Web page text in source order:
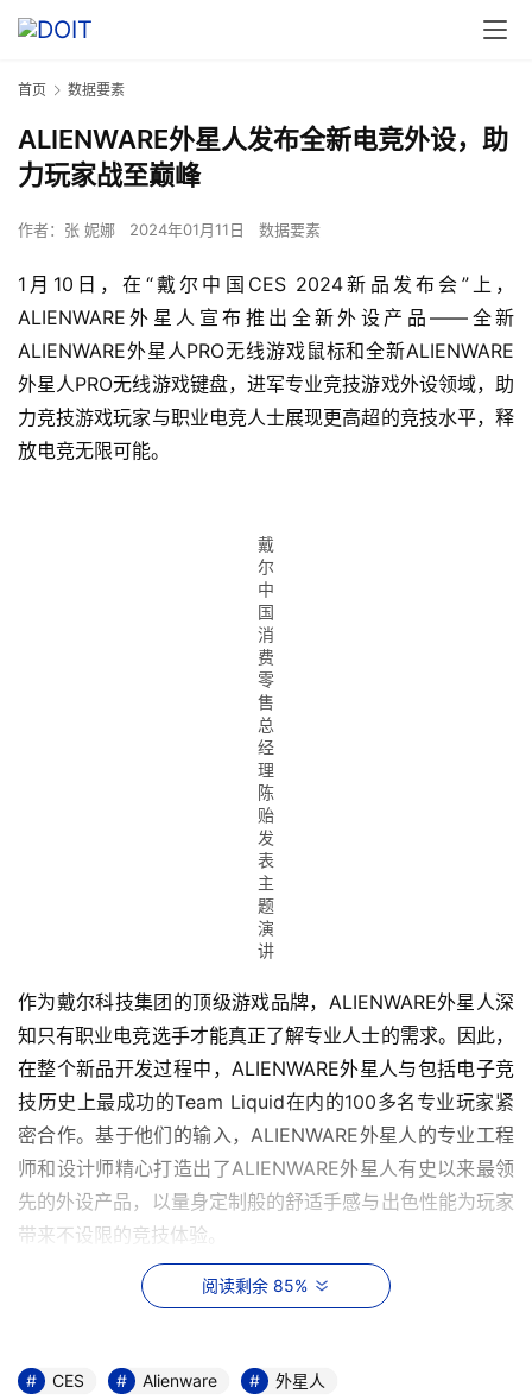
首页 数据要素
ALIENWARE外星人发布全新电竞外设，助
力玩家战至巅峰
作者： 张 妮娜 2024年01月11日 数据要素
1月10日，在“戴尔中国CES 2024新品发布会”上，
ALIENWARE外星人宣布推出全新外设产品——全新
ALIENWARE外星人PRO无线游戏鼠标和全新ALIENWARE
外星人PRO无线游戏键盘，进军专业竞技游戏外设领域，助
力竞技游戏玩家与职业电竞人士展现更高超的竞技水平，释
放电竞无限可能。
戴
尔
中
国
消
费
零
售
总
经
理
陈
贻
发
表
主
题
演
讲
作为戴尔科技集团的顶级游戏品牌，ALIENWARE外星人深
知只有职业电竞选手才能真正了解专业人士的需求。因此，
在整个新品开发过程中，ALIENWARE外星人与包括电子竞
技历史上最成功的Team Liquid在内的100多名专业玩家紧
密合作。基于他们的输入，ALIENWARE外星人的专业工程
师和设计师精心打造出了ALIENWARE外星人有史以来最领
先的外设产品，以量身定制般的舒适手感与出色性能为玩家
带来不设限的竞技体验。
全新ALIENWARE外星人PRO无线游戏鼠标 性能与舒适兼
职业玩家一致认为，一款用于比赛的游戏鼠标需要具备快速
阅读剩余 85%
CES Alienware 外星人